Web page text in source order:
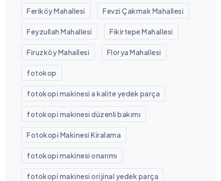
Feriköy Mahallesi Fevzi Çakmak Mahallesi
Feyzullah Mahallesi Fikirtepe Mahallesi
Firuzköy Mahallesi Florya Mahallesi
fotokop
fotokopi makinesi a kalite yedek parça
fotokopi makinesi düzenli bakımı
Fotokopi Makinesi Kiralama
fotokopi makinesi onarımı
fotokopi makinesi orijinal yedek parça